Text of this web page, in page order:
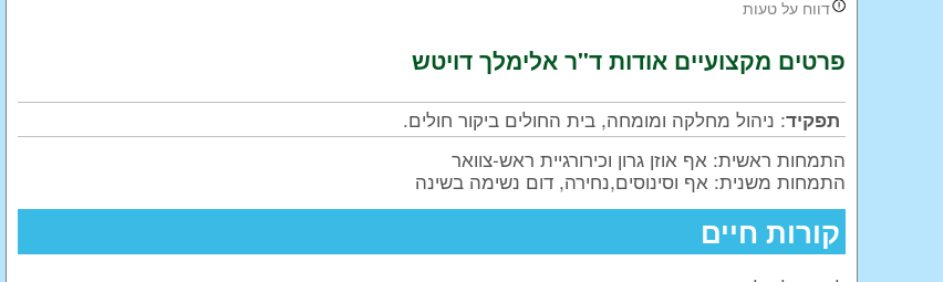
דווח על טעות
פרטים מקצועיים אודות ד"ר אלימלך דויטש
תפקיד: ניהול מחלקה ומומחה, בית החולים ביקור חולים.
התמחות ראשית: אף אוזן גרון וכירורגיית ראש-צוואר
התמחות משנית: אף וסינוסים,נחירה, דום נשימה בשינה
קורות חיים